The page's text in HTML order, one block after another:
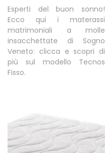
Esperti del buon sonno!
Ecco qui i materassi
matrimoniali a molle
insacchettate di Sogno
Veneto: clicca e scopri di
più sul modello Tecnos
Fisso.